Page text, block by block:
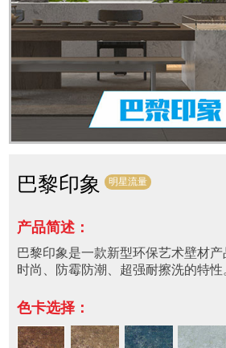
巴黎印象 明星流量
产品简述：
巴黎印象是一款新型环保艺术壁材
时尚、防霉防潮、超强耐擦洗的特性
色卡选择：